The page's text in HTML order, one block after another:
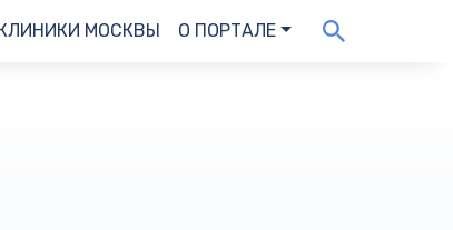
МОСКВЫ О ПОРТАЛЕ